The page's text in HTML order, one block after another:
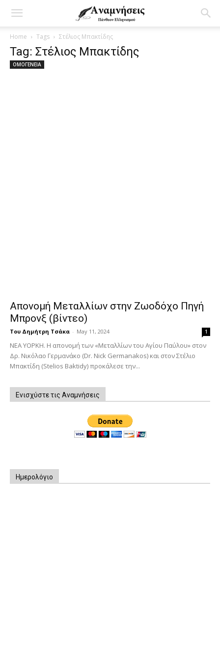
Home Tags Στέλιος Μπακτίδης
Tag: Στέλιος Μπακτίδης
ΟΜΟΓΕΝΕΙΑ
Απονομή Μεταλλίων στην Ζωοδόχο Πηγή
Μπρονξ (βίντεο)
Του Δημήτρη Τσάκα - May 11, 2024 1
ΝΕΑ ΥΟΡΚΗ. Η απονομή των «Μεταλλίων του Αγίου Παύλου» στον
Δρ. Νικόλαο Γερμανάκο (Dr. Nick Germanakos) και στον Στέλιο
Μπακτίδη (Stelios Baktidy) προκάλεσε την...
Ενισχύστε τις Αναμνήσεις
Ημερολόγιο